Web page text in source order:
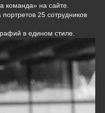
команда» на сайте.
25 сотрудников
в едином стиле.